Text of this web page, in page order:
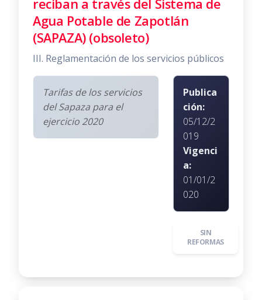
reciban a través del Sistema de
Agua Potable de Zapotlán
(SAPAZA) (obsoleto)
III. Reglamentación de los servicios públicos
Tarifas de los servicios
del Sapaza para el
ejercicio 2020
Publica
ción:
05/12/2
019
Vigenci
a:
01/01/2
020
SIN
REFORMAS